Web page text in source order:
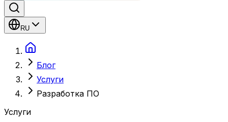
RU
Блог
Услуги
Разработка ПО
Услуги